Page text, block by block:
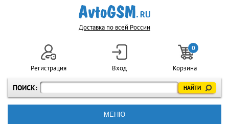
Доставка по всей России
ПОИСК:
Регистрация Вход
0
Корзина
МЕНЮ